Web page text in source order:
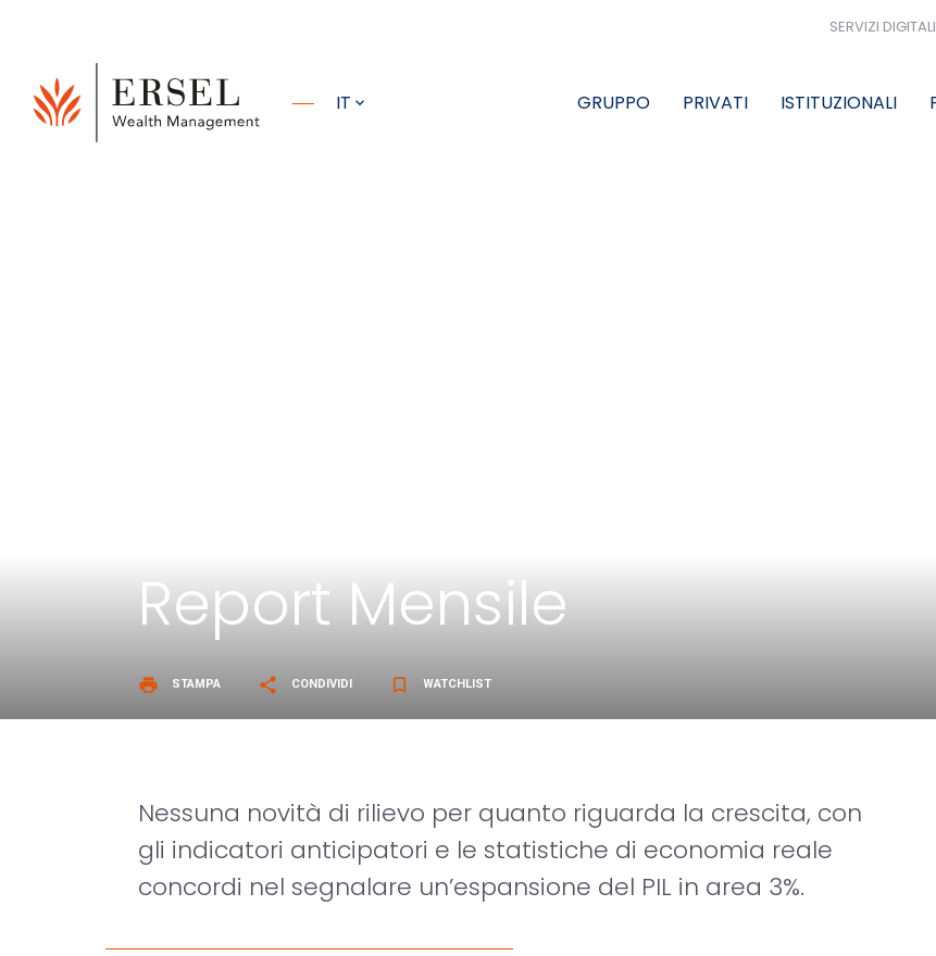
SERVIZI DIGITALI
IT GRUPPO PRIVATI ISTITUZIONALI
Report Mensile
print STAMPA share CONDIVIDI bookmark_border WATCHLIST
Nessuna novità di rilievo per quanto riguarda la crescita, con
gli indicatori anticipatori e le statistiche di economia reale
concordi nel segnalare un’espansione del PIL in area 3%.